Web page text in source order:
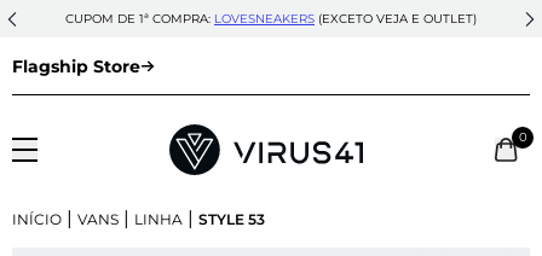
CUPOM DE 1ª COMPRA: LOVESNEAKERS (EXCETO VEJA E OUTLET)
Flagship Store
0
INÍCIO | VANS | LINHA | STYLE 53